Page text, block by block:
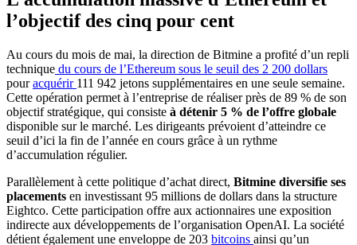
l’objectif des cinq pour cent
Au cours du mois de mai, la direction de Bitmine a profité d’un repli
technique du cours de l’Ethereum sous le seuil des 2 200 dollars
pouracquérir 111 942 jetons supplémentaires en une seule semaine.
Cette opération permet à l’entreprise de réaliser près de 89 % de son
objectif stratégique, qui consiste à détenir 5 % de l’offre globale
disponible sur le marché. Les dirigeants prévoient d’atteindre ce
seuil d’ici la fin de l’année en cours grâce à un rythme
d’accumulation régulier.
Parallèlement à cette politique d’achat direct, Bitmine diversifie ses
placements en investissant 95 millions de dollars dans la structure
Eightco. Cette participation offre aux actionnaires une exposition
indirecte aux développements de l’organisation OpenAI. La société
détient également une enveloppe de 203 bitcoins ainsi qu’un